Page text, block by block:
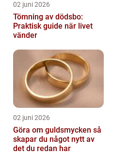
02 juni 2026
Tömning av dödsbo:
Praktisk guide när livet
vänder
02 juni 2026
Göra om guldsmycken så
skapar du något nytt av
det du redan har